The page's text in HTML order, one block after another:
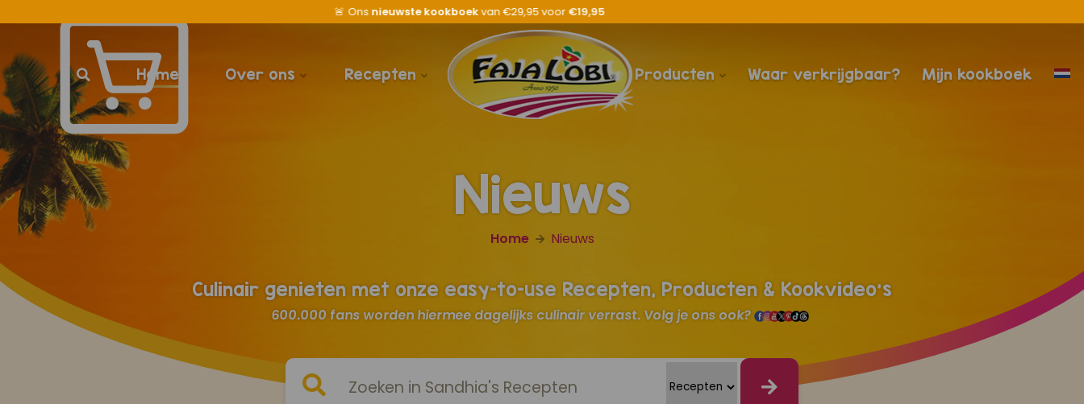
😋Onsnieuwste receptal bekeken?
Home Over ons Recepten Producten Waar verkrijgbaar? Mijn kookboek
Nieuws
Home Nieuws
Culinair genieten met onze easy-to-use Recepten, Producten & Kookvideo's
600.000 fans worden hiermee dagelijks culinair verrast. Volg je ons ook?